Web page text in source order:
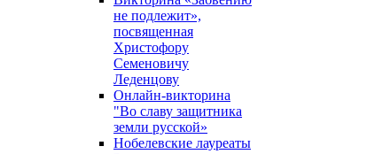
не подлежит»,
посвященная
Христофору
Семеновичу
Леденцову
Онлайн-викторина
"Во славу защитника
земли русской»
Нобелевские лауреаты